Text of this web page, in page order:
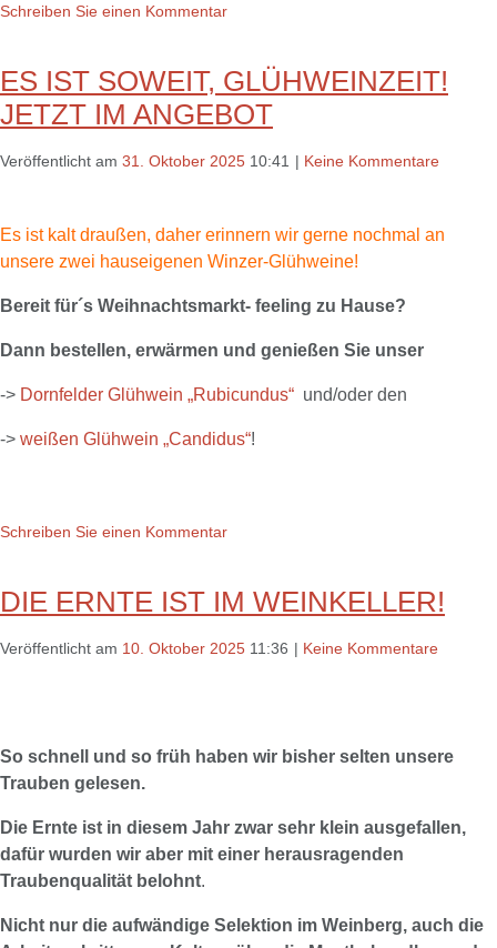
Schreiben Sie einen Kommentar
ES IST SOWEIT, GLÜHWEINZEIT!
JETZT IM ANGEBOT
Veröffentlicht am 31. Oktober 2025 10:41 | Keine Kommentare
Es ist kalt draußen, daher erinnern wir gerne nochmal an
unsere zwei hauseigenen Winzer-Glühweine!
Bereit für´s Weihnachtsmarkt- feeling zu Hause?
Dann bestellen, erwärmen und genießen Sie unser
-> Dornfelder Glühwein „Rubicundus“ und/oder den
-> weißen Glühwein „Candidus“!
Schreiben Sie einen Kommentar
DIE ERNTE IST IM WEINKELLER!
Veröffentlicht am 10. Oktober 2025 11:36 | Keine Kommentare
So schnell und so früh haben wir bisher selten unsere
Trauben gelesen.
Die Ernte ist in diesem Jahr zwar sehr klein ausgefallen,
dafür wurden wir aber mit einer herausragenden
Traubenqualität belohnt.
Nicht nur die aufwändige Se lektion im Weinberg , auch die